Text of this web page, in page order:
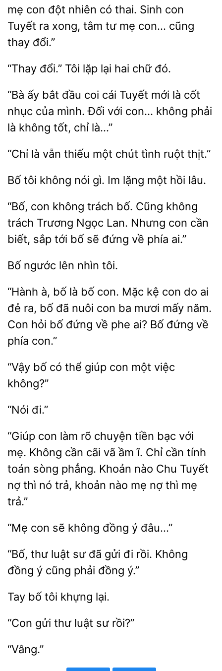
mẹ con đột nhiên có thai. Sinh con
ra xong, tâm tư mẹ con… cũng
đổi.”
“Thay đổi.” Tôi lặp chữ
“Bà ấy
đầu coi cái Tuyết mới là cốt
nhục của mình. Đối với con…
phải
không tốt, chỉ là…”
“Chỉ là vẫn thiếu chút ruột
tôi nói gì. Im lặng một hồi
“Bố, con không trách bố. Cũng không
trách
Ngọc Lan. Nhưng con cần
biết, sắp tới bố
đứng về phía
Bố nhìn
“Hành à, bố là bố
Mặc kệ con do ai
đẻ ra, bố đã nuôi con ba mươi mấy năm.
Con hỏi
đứng về phe ai? Bố đứng về
con.”
bố có thể
con một
không?”
“Giúp con làm rõ chuyện tiền
với
mẹ. Không cần cãi vã ầm ĩ. Chỉ cần tính
toán sòng phẳng. Khoản nào Chu
nợ thì nó
khoản nào mẹ nợ thì mẹ
trả.”
“Mẹ sẽ không ý
luật sư đã gửi đi rồi. Không
đồng ý cũng
đồng ý.”
khựng lại.
“Con gửi luật
“Vâng.”